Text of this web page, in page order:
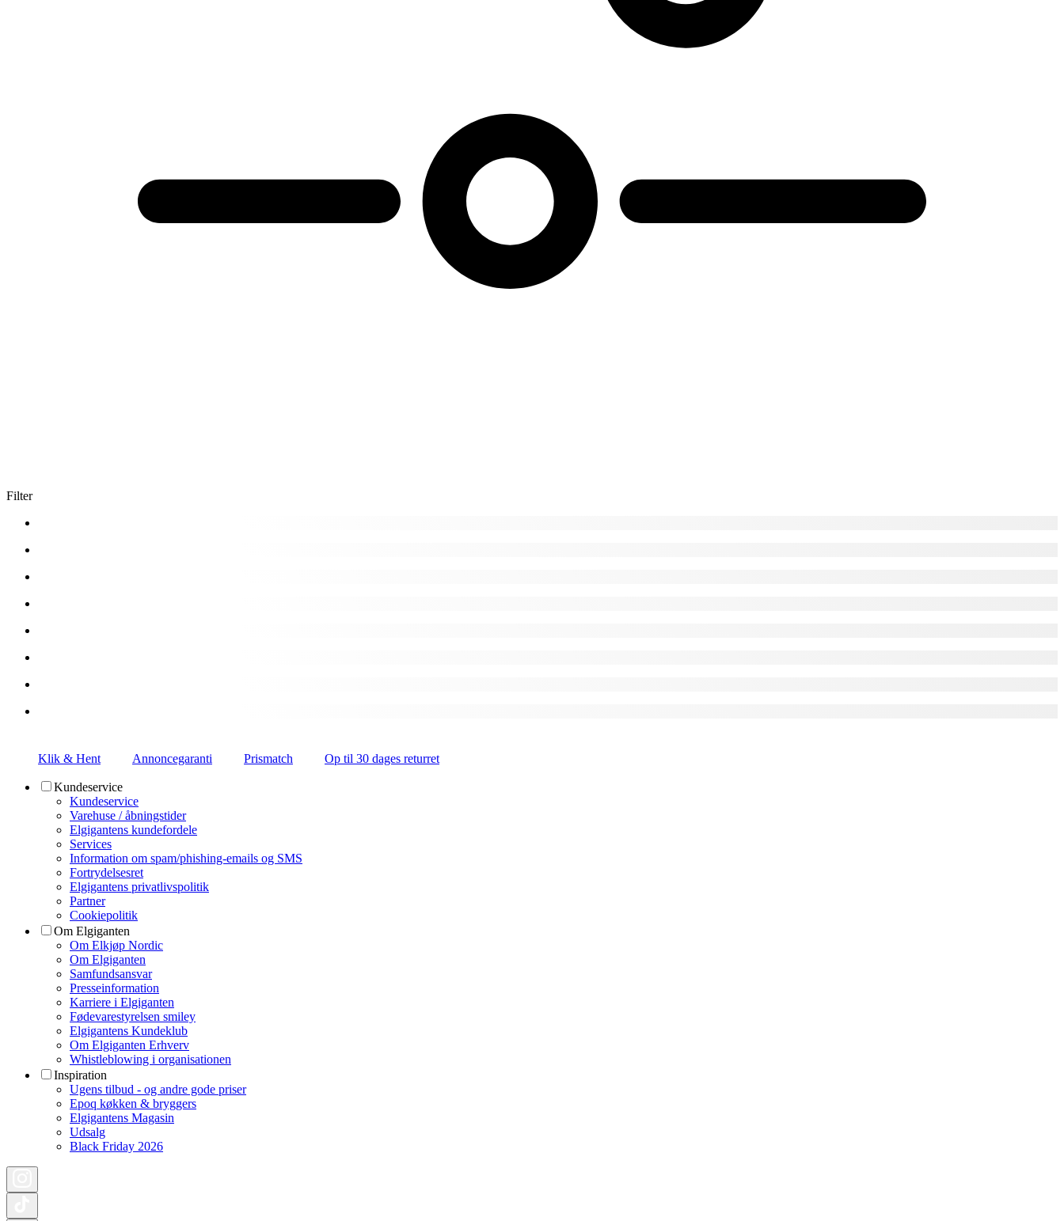
Filter
Klik & Hent Annoncegaranti Prismatch Op til 30 dages returret
Kundeservice
Kundeservice
Varehuse / åbningstider
Elgigantens kundefordele
Services
Information om spam/phishing-emails og SMS
Fortrydelsesret
Elgigantens privatlivspolitik
Partner
Cookiepolitik
Om Elgiganten
Om Elkjøp Nordic
Om Elgiganten
Samfundsansvar
Presseinformation
Karriere i Elgiganten
Fødevarestyrelsen smiley
Elgigantens Kundeklub
Om Elgiganten Erhverv
Whistleblowing i organisationen
Inspiration
Ugens tilbud - og andre gode priser
Epoq køkken & bryggers
Elgigantens Magasin
Udsalg
Black Friday 2026